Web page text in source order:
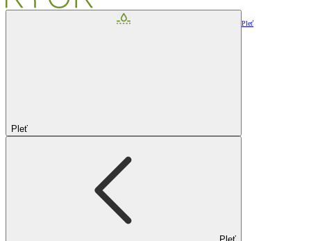
Pleť
Pleť